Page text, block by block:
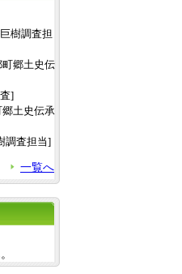
樹調査担
町郷土史伝
]
郷土史伝承
調査担当]
一覧へ